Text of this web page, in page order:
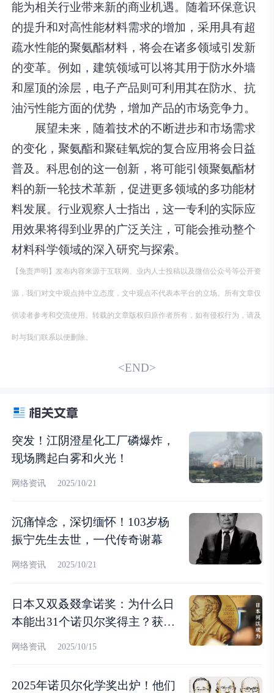
能为相关行业带来新的商业机遇。随着环保意识
的提升和对高性能材料需求的增加，采用具有超
疏水性能的聚氨酯材料，将会在诸多领域引发新
的变革。例如，建筑领域可以将其用于防水外墙
和屋顶的涂层，电子产品则可利用其在防水、抗
油污性能方面的优势，增加产品的市场竞争力。
展望未来，随着技术的不断进步和市场需求
的变化，聚氨酯和聚硅氧烷的复合应用将会日益
普及。科思创的这一创新，将可能引领聚氨酯材
料的新一轮技术革新，促进更多领域的多功能材
料发展。行业观察人士指出，这一专利的实际应
用效果将得到业界的广泛关注，可能会推动整个
材料科学领域的深入研究与探索。
【免责声明】发布内容来源于互联网、业内人士投稿以及微信公众号等公开资
源，我们对文中观点持中立态度，文中观点不代表本平台的立场。所有文章仅
供读者参考和交流使用。转载的文章版权归原作者所有，如有侵权行为，请及
时与我们联系以便删除。
<END>
突发！江阴澄星化工厂磷爆炸，
现场腾起白雾和火光！
网络资讯 2025/10/21
沉痛悼念，深切缅怀！103岁杨
振宁先生去世，一代传奇谢幕
网络资讯 2025/10/21
日本又双叒叕拿诺奖：为什么日
本能出31个诺贝尔奖得主？获奖
网络资讯 2025/10/15
2025年诺贝尔化学奖出炉！他们